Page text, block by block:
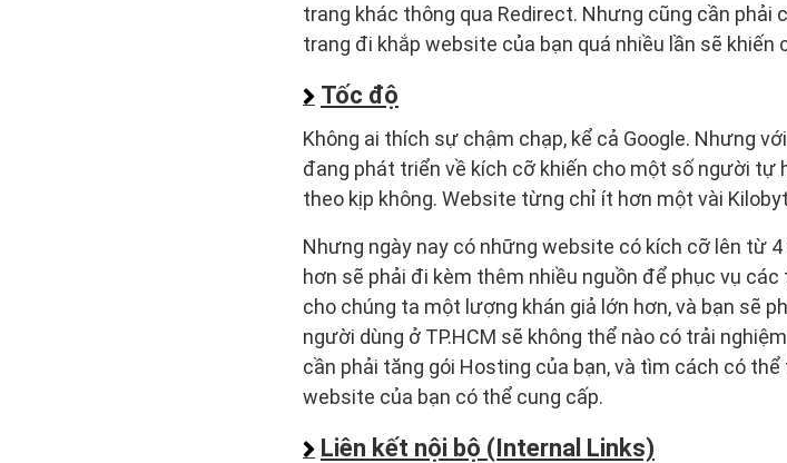
trang khác thông qua Redirect. Nhưng cũng cần phải
trang đi khắp website của bạn quá nhiều lần sẽ khiến
Tốc độ
Không ai thích sự chậm chạp, kể cả Google. Nhưng
đang phát triển về kích cỡ khiến cho một số người tự
theo kịp không. Website từng chỉ ít hơn một vài
Nhưng ngày nay có những website có kích cỡ lên từ
hơn sẽ phải đi kèm thêm nhiều nguồn để phục vụ
cho chúng ta một lượng khán giả lớn hơn, và bạn sẽ
người dùng ở TP.HCM sẽ không thể nào có trải
cần phải tăng gói Hosting của bạn, và tìm cách có
website của bạn có thể cung cấp.
Liên kết nội bộ (Internal Links)